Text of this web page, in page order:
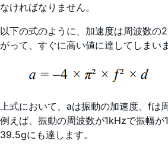
なければなりません。
以下の式のように、加速度は周波数の
がって、すぐに高い値に達してしまいま
上式において、aは振動の加速度、fは
例えば、振動の周波数が1kHzで振幅
39.5gにも達します。